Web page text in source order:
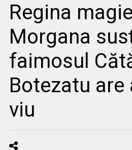
Regina
Morgana
faimosul
Botezatu are
viu